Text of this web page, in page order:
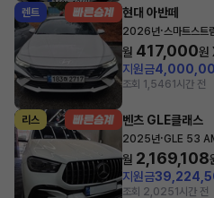
렌트 현대 아반떼
2026년·스마트스트
월 417,000원
지원금
조회 1,5461시간 전
리스 벤츠 GLE클래스
2025년·GLE 53
월 2,169,108
지원금
조회 2,0251시간 전